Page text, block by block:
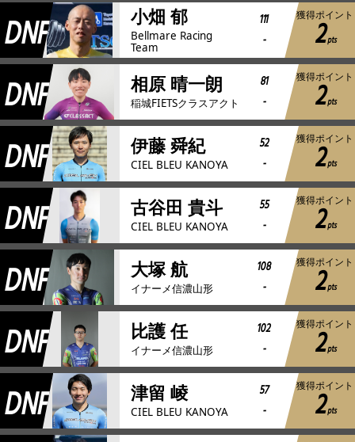
DNF 小畑 郁
Bellmare Racing
Team
111
-
獲得ポイント
2pts
DNF 相原 晴一朗
稲城FIETSクラスアクト
81
-
獲得ポイント
2pts
DNF 伊藤 舜紀
CIEL BLEU KANOYA
52
-
獲得ポイント
2pts
DNF 古谷田 貴斗
CIEL BLEU KANOYA
55
-
獲得ポイント
2pts
DNF 大塚 航
イナーメ信濃山形
108
-
獲得ポイント
2pts
DNF 比護 任
イナーメ信濃山形
102
-
獲得ポイント
2pts
DNF 津留 崚
CIEL BLEU KANOYA
57
-
獲得ポイント
2pts